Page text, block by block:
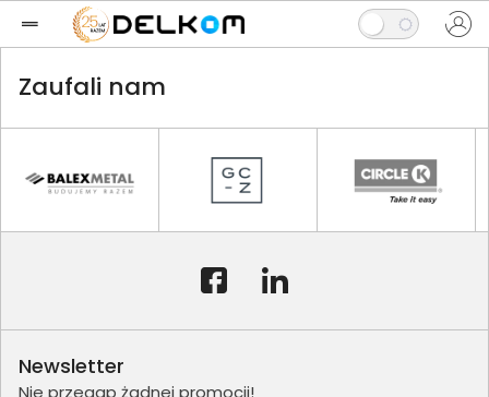
Zaufali nam
Newsletter
Nie przegap żadnej promocji!